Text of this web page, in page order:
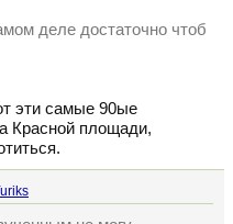
деле достаточно чтоб
эти самые 90ые
Красной площади,